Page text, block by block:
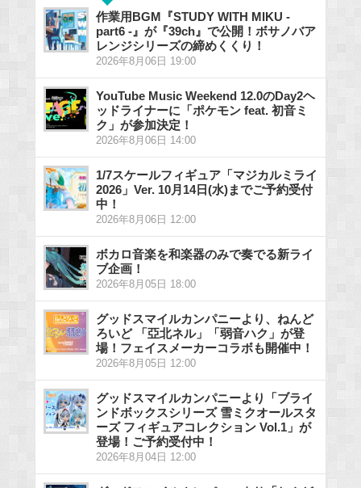
作業用BGM『STUDY WITH MIKU -
part6 -』が『39ch』で公開！ボサノバア
レンジシリーズの締めくくり！
2026年8月06日 19:00
YouTube Music Weekend 12.0のDay2ヘ
ッドライナーに「ポケモン feat. 初音ミ
ク」が参加決定！
2026年8月06日 14:00
1/7スケールフィギュア「マジカルミライ
2026」Ver. 10月14日(水)までご予約受付
中！
2026年8月06日 12:00
ボカロ音楽を和楽器のみで奏でる新ライ
ブ企画！
2026年8月05日 18:00
グッドスマイルカンパニーより、ねんど
ろいど 「亞北ネル」「弱音ハク」が登
場！フェイスメーカーコラボも開催中！
2026年8月05日 12:00
グッドスマイルカンパニーより「ブライ
ンドボックスシリーズ 雪ミクオールスタ
ーズ フィギュアコレクション Vol.1」が
登場！ご予約受付中！
2026年8月04日 12:00